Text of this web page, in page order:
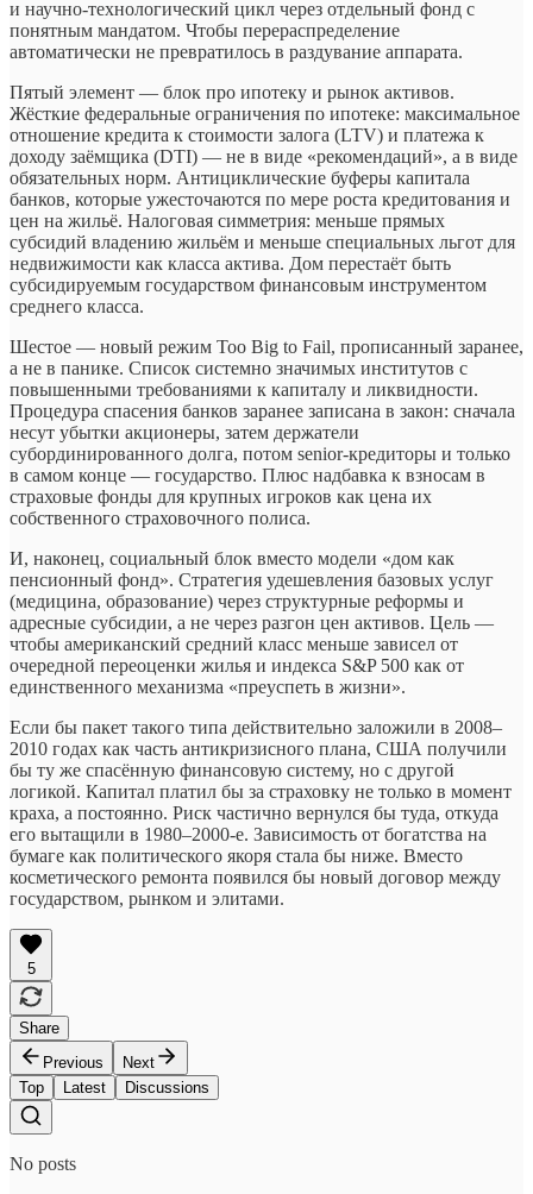
и научно-технологический цикл через отдельный фонд с
понятным мандатом. Чтобы перераспределение
автоматически не превратилось в раздувание аппарата.
Пятый элемент — блок про ипотеку и рынок активов.
Жёсткие федеральные ограничения по ипотеке: максимальное
отношение кредита к стоимости залога (LTV) и платежа к
доходу заёмщика (DTI) — не в виде «рекомендаций», а в виде
обязательных норм. Антициклические буферы капитала
банков, которые ужесточаются по мере роста кредитования и
цен на жильё. Налоговая симметрия: меньше прямых
субсидий владению жильём и меньше специальных льгот для
недвижимости как класса актива. Дом перестаёт быть
субсидируемым государством финансовым инструментом
среднего класса.
Шестое — новый режим Too Big to Fail, прописанный заранее,
а не в панике. Список системно значимых институтов с
повышенными требованиями к капиталу и ликвидности.
Процедура спасения банков заранее записана в закон: сначала
несут убытки акционеры, затем держатели
субординированного долга, потом senior-кредиторы и только
в самом конце — государство. Плюс надбавка к взносам в
страховые фонды для крупных игроков как цена их
собственного страховочного полиса.
И, наконец, социальный блок вместо модели «дом как
пенсионный фонд». Стратегия удешевления базовых услуг
(медицина, образование) через структурные реформы и
адресные субсидии, а не через разгон цен активов. Цель —
чтобы американский средний класс меньше зависел от
очередной переоценки жилья и индекса S&P 500 как от
единственного механизма «преуспеть в жизни».
Если бы пакет такого типа действительно заложили в 2008–
2010 годах как часть антикризисного плана, США получили
бы ту же спасённую финансовую систему, но с другой
логикой. Капитал платил бы за страховку не только в момент
краха, а постоянно. Риск частично вернулся бы туда, откуда
его вытащили в 1980–2000-е. Зависимость от богатства на
бумаге как политического якоря стала бы ниже. Вместо
косметического ремонта появился бы новый договор между
государством, рынком и элитами.
5
Share
Previous
Next
Top
Latest Discussions
No posts